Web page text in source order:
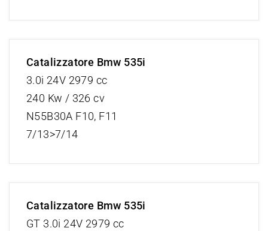
Catalizzatore Bmw 535i
3.0i 24V 2979 cc
240 Kw / 326 cv
N55B30A F10, F11
7/13>7/14
Catalizzatore Bmw 535i
GT 3.0i 24V 2979 cc